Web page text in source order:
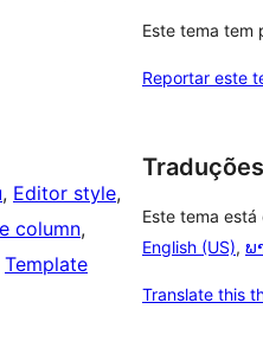
, Editor style
column
Template
Este tema tem
Reportar este
Traduções
Este tema
English (US), ພ
Translate this